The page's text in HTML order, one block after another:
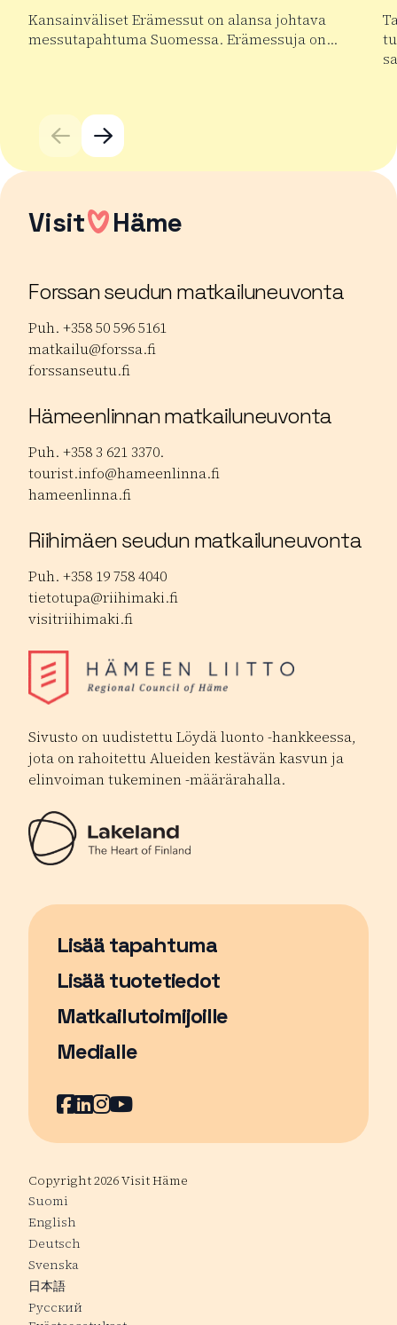
Kansainväliset Erämessut on alansa johtava
messutapahtuma Suomessa. Erämessuja on…
Visit Häme
Forssan seudun matkailuneuvonta
Puh. +358 50 596 5161
matkailu@forssa.fi
forssanseutu.fi
Hämeenlinnan matkailuneuvonta
Puh. +358 3 621 3370.
tourist.info@hameenlinna.fi
hameenlinna.fi
Riihimäen seudun matkailuneuvonta
Puh. +358 19 758 4040
tietotupa@riihimaki.fi
visitriihimaki.fi
Sivusto on uudistettu Löydä luonto -hankkeessa,
jota on rahoitettu Alueiden kestävän kasvun ja
elinvoiman tukeminen -määrärahalla.
Lisää tapahtuma
Sivu avautuu uudessa ikkunassa
Lisää tuotetiedot
Matkailutoimijoille
Medialle
Facebook
Sivu avautuu uudessa ikkunassa
LinkedIn
Sivu avautuu uudessa ikkunassa
Instagram
Sivu avautuu uudessa
YouTube
Sivu avautuu uudessa
Copyright 2026 Visit Häme
Suomi
English
Deutsch
Svenska
日本語
Русский